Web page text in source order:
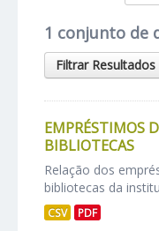
1 conjunto de
Filtrar Resultados
EMPRÉSTIMOS
BIBLIOTECAS
Relação dos
bibliotecas da
CSV PDF